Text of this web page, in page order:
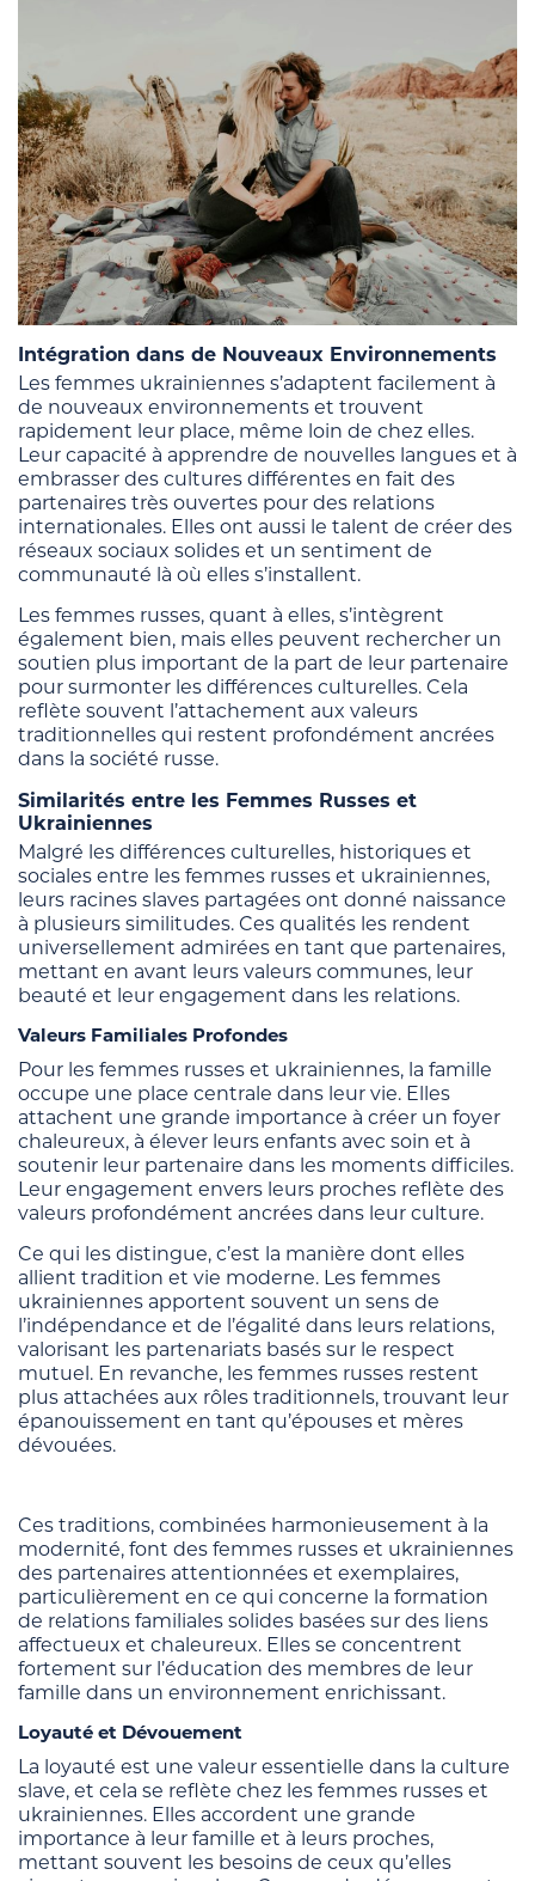
Intégration dans de Nouveaux Environnements
Les femmes ukrainiennes s’adaptent facilement à
de nouveaux environnements et trouvent
rapidement leur place, même loin de chez elles.
Leur capacité à apprendre de nouvelles langues et à
embrasser des cultures différentes en fait des
partenaires très ouvertes pour des relations
internationales. Elles ont aussi le talent de créer des
réseaux sociaux solides et un sentiment de
communauté là où elles s’installent.
Les femmes russes, quant à elles, s’intègrent
également bien, mais elles peuvent rechercher un
soutien plus important de la part de leur partenaire
pour surmonter les différences culturelles. Cela
reflète souvent l’attachement aux valeurs
traditionnelles qui restent profondément ancrées
dans la société russe.
Similarités entre les Femmes Russes et
Ukrainiennes
Malgré les différences culturelles, historiques et
sociales entre les femmes russes et ukrainiennes,
leurs racines slaves partagées ont donné naissance
à plusieurs similitudes. Ces qualités les rendent
universellement admirées en tant que partenaires,
mettant en avant leurs valeurs communes, leur
beauté et leur engagement dans les relations.
Valeurs Familiales Profondes
Pour les femmes russes et ukrainiennes, la famille
occupe une place centrale dans leur vie. Elles
attachent une grande importance à créer un foyer
chaleureux, à élever leurs enfants avec soin et à
soutenir leur partenaire dans les moments difficiles.
Leur engagement envers leurs proches reflète des
valeurs profondément ancrées dans leur culture.
Ce qui les distingue, c’est la manière dont elles
allient tradition et vie moderne. Les femmes
ukrainiennes apportent souvent un sens de
l’indépendance et de l’égalité dans leurs relations,
valorisant les partenariats basés sur le respect
mutuel. En revanche, les femmes russes restent
plus attachées aux rôles traditionnels, trouvant leur
épanouissement en tant qu’épouses et mères
dévouées.
Ces traditions, combinées harmonieusement à la
modernité, font des femmes russes et ukrainiennes
des partenaires attentionnées et exemplaires,
particulièrement en ce qui concerne la formation
de relations familiales solides basées sur des liens
affectueux et chaleureux. Elles se concentrent
fortement sur l’éducation des membres de leur
famille dans un environnement enrichissant.
Loyauté et Dévouement
La loyauté est une valeur essentielle dans la culture
slave, et cela se reflète chez les femmes russes et
ukrainiennes. Elles accordent une grande
importance à leur famille et à leurs proches,
mettant souvent les besoins de ceux qu’elles